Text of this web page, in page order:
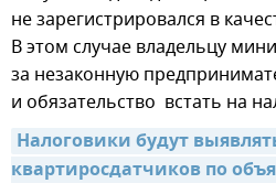
не зарегистрировался в
В этом случае владельцу
за незаконную
и обязательство встать на
Налоговики будут
квартиросдатчиков по